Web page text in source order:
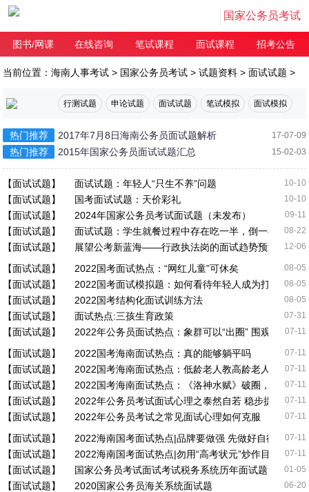
国家公务员考试
图书/网课 在线咨询 笔试课程 面试课程 招考公告
当前位置：海南人事考试 > 国家公务员考试 >试题资料 >面试试题 >
行测试题 申论试题 面试试题 笔试模拟 面试模拟
热门推荐 2017年7月8日海南公务员面试题解析 17-07-09
热门推荐 2015年国家公务员面试试题汇总 15-02-03
【面试试题】 面试试题：年轻人“只生不养”问题 10-10
【面试试题】 国考面试试题：天价彩礼 10-10
【面试试题】 2024年国家公务员考试面试题（未发布） 09-11
【面试试题】 面试试题：学生就餐过程中存在吃一半，倒一半的现象
08-22
【面试试题】 展望公考新蓝海——行政执法岗的面试趋势预测 12-06
【面试试题】 2022国考面试热点：“网红儿童”可休矣 08-05
【面试试题】 2022国考面试模拟题：如何看待年轻人成为打折商品
08-05
【面试试题】 2022国考结构化面试训练方法 08-05
【面试试题】 面试热点:三孩生育政策 07-31
【面试试题】 2022年公务员面试热点：象群可以“出圈” 围观不能出格
07-11
【面试试题】 2022国考海南面试热点：真的能够躺平吗 07-11
【面试试题】 2022国考海南面试热点：低龄老人教高龄老人智能技术
07-11
【面试试题】 2022国考海南面试热点：《洛神水赋》破圈，既是传
07-11
【面试试题】 2022年公务员考试面试心理之泰然自若 稳步提升 07-11
【面试试题】 2022年公务员考试之常见面试心理如何克服 07-11
【面试试题】 2022海南国考面试热点|品牌要做强 先做好自律 07-11
【面试试题】 2022海南国考面试热点|勿用“高考状元”炒作目光 07-11
【面试试题】 国家公务员考试面试考试税务系统历年面试题汇总01-05
【面试试题】 2020国家公务员海关系统面试题 06-20